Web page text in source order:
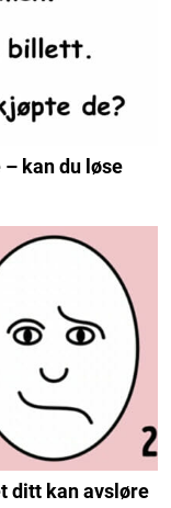
kan du løse
ditt kan avsløre